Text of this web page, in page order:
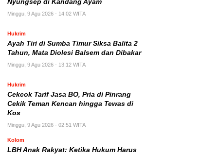
Nyungsep di Kandang Ayam
Minggu, 9 Agu 2026 - 14:02 WITA
Hukrim
Ayah Tiri di Sumba Timur Siksa Balita 2
Tahun, Mata Diolesi Balsem dan Dibakar
Minggu, 9 Agu 2026 - 13:12 WITA
Hukrim
Cekcok Tarif Jasa BO, Pria di Pinrang
Cekik Teman Kencan hingga Tewas di
Kos
Minggu, 9 Agu 2026 - 02:51 WITA
Kolom
LBH Anak Rakyat: Ketika Hukum Harus